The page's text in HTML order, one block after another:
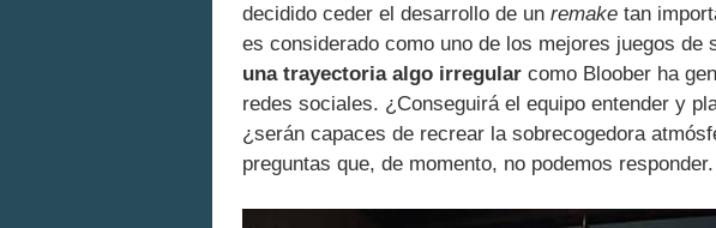
decidido ceder el desarrollo de un remake tan
es considerado como uno de los mejores juegos de
una trayectoria algo irregular como Bloober ha
redes sociales. ¿Conseguirá el equipo entender y
¿serán capaces de recrear la sobrecogedora
preguntas que, de momento, no podemos responder.